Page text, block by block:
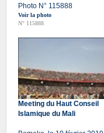
Photo N° 115888
Voir la photo
N° 115888
Meeting du Haut Conseil
Islamique du Mali